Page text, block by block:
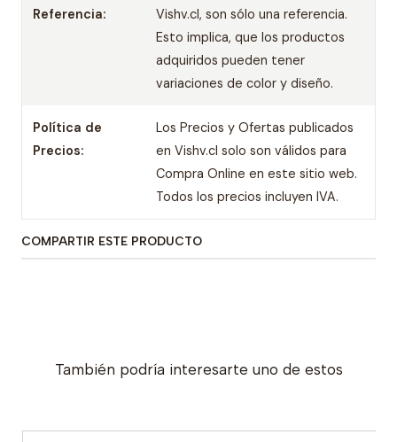
Referencia:
Vishv.cl, son sólo una referencia.
Esto implica, que los productos
adquiridos pueden tener
variaciones de color y diseño.
Política de
Precios:
Los Precios y Ofertas publicados
en Vishv.cl solo son válidos para
Compra Online en este sitio web.
Todos los precios incluyen IVA.
COMPARTIR ESTE PRODUCTO
También podría interesarte uno de estos